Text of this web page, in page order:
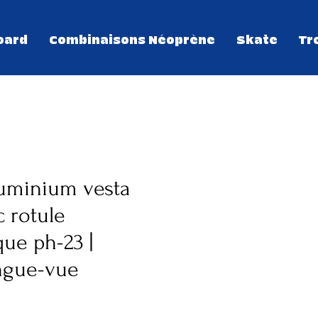
Combinaisons Néoprène Skate
vesta
rotule
ph-23 |
vue